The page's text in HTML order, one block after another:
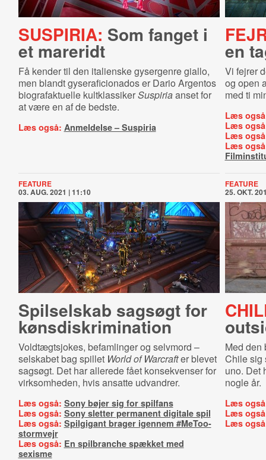
SUSPIRIA: Som fanget i
et mareridt
Få kender til den italienske gysergenre giallo,
men blandt gyseraficionados er Dario Argentos
biografaktuelle kultklassikerSuspiriaanset for
at være en af de bedste.
Læs også: Anmeldelse – Suspiria
en
Vi fejrer
og open
med ti
Læs
Læs
Læs
Læs
FEATURE
03. AUG. 2021 | 11:10
Spilselskab sagsøgt for
køns­diskri­mi­na­tion
Voldtægtsjokes, befamlinger og selvmord –
selskabet bag spillet World of Warcrafter blevet
sagsøgt. Det har allerede fået konsekvenser for
virksomheden, hvis ansatte udvandrer.
Læs også: Sony bøjer sig for spilfans
Læs også: Sony sletter permanent digitale spil
Læs også: Spilgigant brager igennem #MeToo-
stormvejr
Læs også: En spilbranche spækket med
sexisme
FEATURE
25. OKT.
Med den
Chile sig
uno. Det
nogle år.
Læs
Læs
Læs